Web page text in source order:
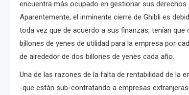
encuentra más ocupado en gestionar sus derechos
Aparentemente, el inminente cierre de Ghibli es
toda vez que de acuerdo a sus finanzas, tenían
billones de yenes de utilidad para la empresa por
de alrededor de dos billones de yenes cada año.
Una de las razones de la falta de rentabilidad de la
-que están sub-contratando a empresas